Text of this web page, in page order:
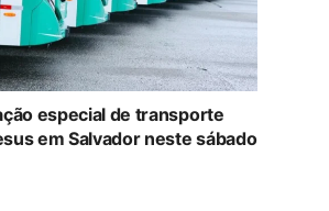
especial de transporte
em Salvador neste sábado